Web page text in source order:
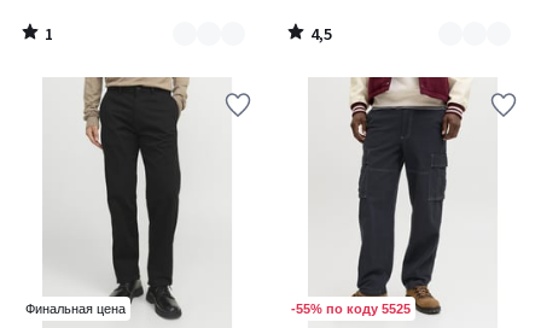
1
/
4,5
/
Финальная цена -55% по коду 5525